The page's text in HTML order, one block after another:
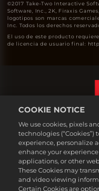
©2017 Take-Two Interactive
Software, Inc., 2K, Firaxis
logotipos son marcas
Inc. Todos los derechos
El uso de este producto
de licencia de usuario final:
No vender ni
COOKIE NOTICE
We use cookies, pixels
technologies
experience, personalize
enhance your experience
applications, or other
These Cookies may
and video viewing
Certain Cookies are